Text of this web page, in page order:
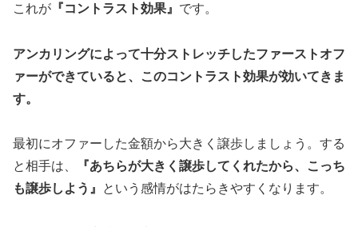
これが 『コントラスト効果』 です。
アンカリングによって十分ストレッチしたファーストオフ
ァーができていると、このコントラスト効果が効いてきま
す。
最初にオファーした金額から大きく譲歩しましょう。する
と相手は、
『あちらが大きく譲歩してくれたから、こっち
も譲歩しよう』
という感情がはたらきやすくなります。